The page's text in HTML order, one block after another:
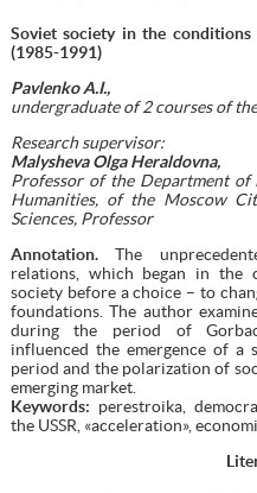
Soviet society in the
(1985-1991)
Pavlenko A.I.,
undergraduate of 2 courses of
Research supervisor:
Malysheva Olga Heraldovna,
Professor of the Department
Humanities, of the Moscow
Sciences, Professor
Annotation.The
relations, which began in the
society before a choice – to
foundations. The author
during the period of
influenced the emergence of a
period and the polarization of
emerging market.
Keywords: perestroika,
the USSR, «acceleration»,